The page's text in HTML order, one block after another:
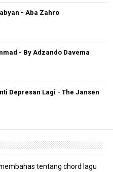
- Aba Zahro
- By Adzando Davema
Depresan Lagi - The Jansen
tentang chord lagu